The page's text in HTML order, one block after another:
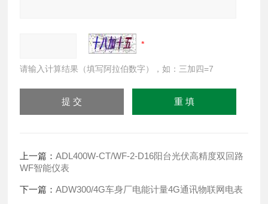
请输入计算结果（填写阿拉伯数字），如：三加四=7
上一篇：ADL400W-CT/WF-2-D16阳台光伏高精度双回路
WF智能仪表
下一篇：ADW300/4G车身厂电能计量4G通讯物联网电表